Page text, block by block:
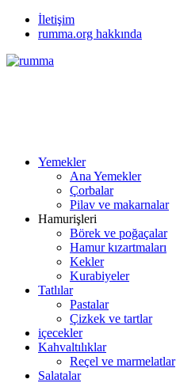
İletişim
rumma.org hakkında
Yemekler
Ana Yemekler
Çorbalar
Pilav ve makarnalar
Hamurişleri
Börek ve poğaçalar
Hamur kızartmaları
Kekler
Kurabiyeler
Tatlılar
Pastalar
Çizkek ve tartlar
içecekler
Kahvaltılıklar
Reçel ve marmelatlar
Salatalar